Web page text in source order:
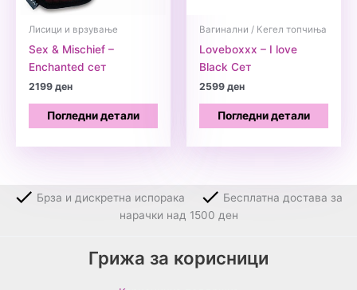
Лисици и врзување
Sex & Mischief –
Enchanted сет
2199ден
Погледни детали
Вагинални / Кегел топчиња
Loveboxxx – I love
Black Сет
2599ден
Погледни детали
Брза и дискретна испорака
Бесплатна достава за
нарачки над 1500 ден
Грижа за корисници